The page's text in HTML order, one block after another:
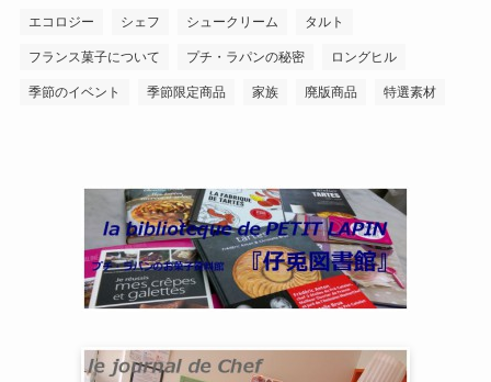
エコロジー シェフ シュークリーム タルト
フランス菓子について プチ・ラパンの秘密 ロングヒル
季節のイベント 季節限定商品 家族 廃版商品 特選素材